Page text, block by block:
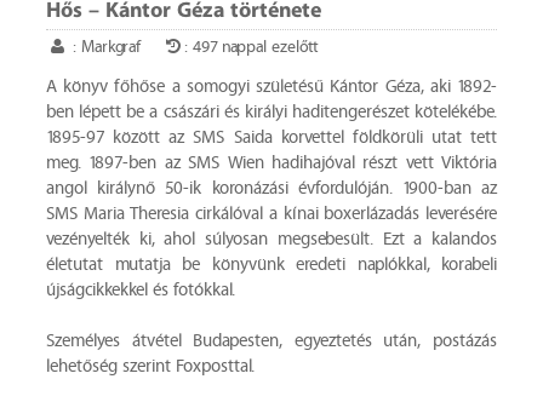
Hős – Kántor Géza története
: Markgraf : 497 nappal ezelőtt
A könyv főhőse a somogyi születésű Kántor Géza, aki 1892-
ben lépett be a császári és királyi haditengerészet kötelékébe.
1895-97 között az SMS Saida korvettel földkörüli utat tett
meg. 1897-ben az SMS Wien hadihajóval részt vett Viktória
angol királynő 50-ik koronázási évfordulóján. 1900-ban az
SMS Maria Theresia cirkálóval a kínai boxerlázadás leverésére
vezényelték ki, ahol súlyosan megsebesült. Ezt a kalandos
életutat mutatja be könyvünk eredeti naplókkal, korabeli
újságcikkekkel és fotókkal.
Személyes átvétel Budapesten, egyeztetés után, postázás
lehetőség szerint Foxposttal.